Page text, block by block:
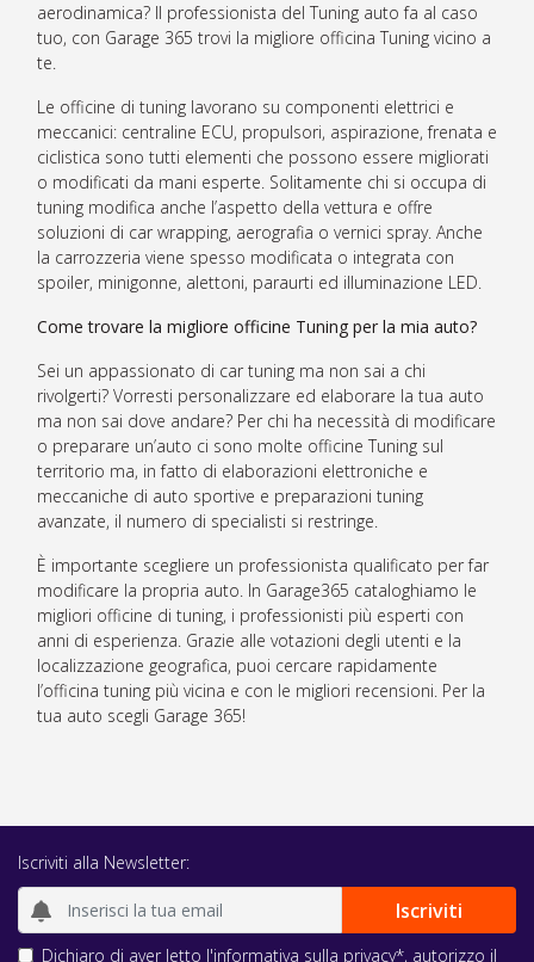
aerodinamica? Il professionista del Tuning auto fa al caso
tuo, con Garage 365 trovi la migliore officina Tuning vicino a
te.
Le officine di tuning lavorano su componenti elettrici e
meccanici: centraline ECU, propulsori, aspirazione, frenata e
ciclistica sono tutti elementi che possono essere migliorati
o modificati da mani esperte. Solitamente chi si occupa di
tuning modifica anche l’aspetto della vettura e offre
soluzioni di car wrapping, aerografia o vernici spray. Anche
la carrozzeria viene spesso modificata o integrata con
spoiler, minigonne, alettoni, paraurti ed illuminazione LED.
Come trovare la migliore officine Tuning per la mia auto?
Sei un appassionato di car tuning ma non sai a chi
rivolgerti? Vorresti personalizzare ed elaborare la tua auto
ma non sai dove andare? Per chi ha necessità di modificare
o preparare un’auto ci sono molte officine Tuning sul
territorio ma, in fatto di elaborazioni elettroniche e
meccaniche di auto sportive e preparazioni tuning
avanzate, il numero di specialisti si restringe.
È importante scegliere un professionista qualificato per far
modificare la propria auto. In Garage365 cataloghiamo le
migliori officine di tuning, i professionisti più esperti con
anni di esperienza. Grazie alle votazioni degli utenti e la
localizzazione geografica, puoi cercare rapidamente
l’officina tuning più vicina e con le migliori recensioni. Per la
tua auto scegli Garage 365!
Iscriviti alla Newsletter:
Dichiaro di aver letto l'informativa sulla privacy*, autorizzo il